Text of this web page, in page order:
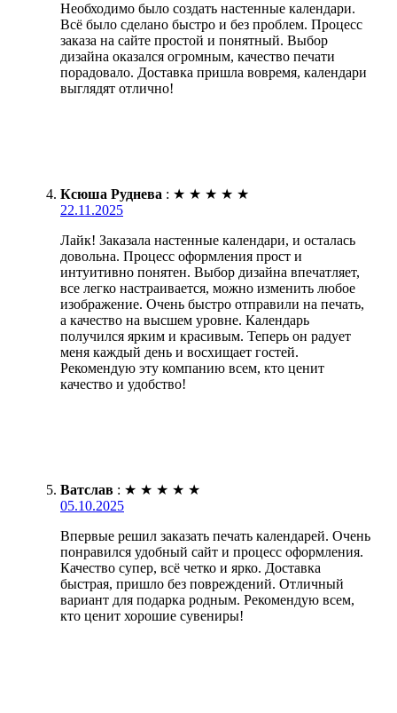
Необходимо было создать настенные календари.
Всё было сделано быстро и без проблем. Процесс
заказа на сайте простой и понятный. Выбор
дизайна оказался огромным, качество печати
порадовало. Доставка пришла вовремя, календари
выглядят отлично!
Ксюша Руднева : ★ ★ ★ ★ ★
22.11.2025
Лайк! Заказала настенные календари, и осталась
довольна. Процесс оформления прост и
интуитивно понятен. Выбор дизайна впечатляет,
все легко настраивается, можно изменить любое
изображение. Очень быстро отправили на печать,
а качество на высшем уровне. Календарь
получился ярким и красивым. Теперь он радует
меня каждый день и восхищает гостей.
Рекомендую эту компанию всем, кто ценит
качество и удобство!
Ватслав : ★ ★ ★ ★ ★
05.10.2025
Впервые решил заказать печать календарей. Очень
понравился удобный сайт и процесс оформления.
Качество супер, всё четко и ярко. Доставка
быстрая, пришло без повреждений. Отличный
вариант для подарка родным. Рекомендую всем,
кто ценит хорошие сувениры!